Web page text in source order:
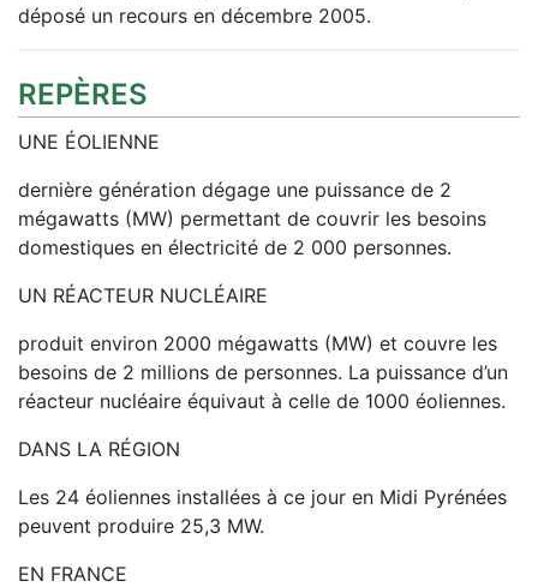
déposé un recours en décembre 2005.
REPÈRES
UNE ÉOLIENNE
dernière génération dégage une puissance de 2
mégawatts (MW) permettant de couvrir les besoins
domestiques en électricité de 2 000 personnes.
UN RÉACTEUR NUCLÉAIRE
produit environ 2000 mégawatts (MW) et couvre les
besoins de 2 millions de personnes. La puissance d’un
réacteur nucléaire équivaut à celle de 1000 éoliennes.
DANS LA RÉGION
Les 24 éoliennes installées à ce jour en Midi Pyrénées
peuvent produire 25,3 MW.
EN FRANCE